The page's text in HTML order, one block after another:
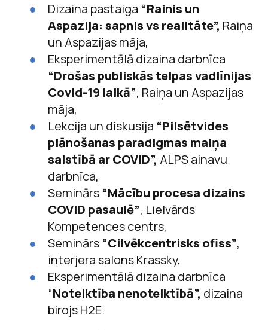
Dizaina pastaiga “Rainis un
Aspazija: sapnis vs realitāte”, Raiņa
un Aspazijas māja,
Eksperimentālā dizaina darbnīca
“Drošas publiskās telpas vadlīnijas
Covid-19 laikā”, Raiņa un Aspazijas
māja,
Lekcija un diskusija “Pilsētvides
plānošanas paradigmas maiņa
saistībā ar COVID”, ALPS ainavu
darbnīca,
Seminārs “Mācību procesa dizains
COVID pasaulē”, Lielvārds
Kompetences centrs,
Seminārs “Cilvēkcentrisks ofiss”,
interjera salons Krassky,
Eksperimentālā dizaina darbnīca
“Noteiktība nenoteiktībā”, dizaina
birojs H2E.